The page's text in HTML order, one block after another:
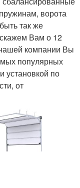
ворота
так же
Вам о 12
компании Вы
популярных
установкой по
от